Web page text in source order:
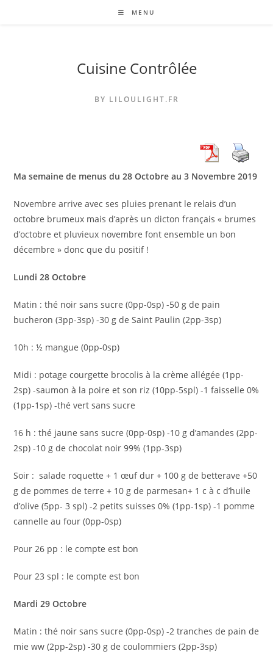
MENU
Cuisine Contrôlée
BY LILOULIGHT.FR
Ma semaine de menus du 28 Octobre au 3 Novembre 2019
Novembre arrive avec ses pluies prenant le relais d’un
octobre brumeux mais d’après un dicton français « brumes
d’octobre et pluvieux novembre font ensemble un bon
décembre » donc que du positif !
Lundi 28 Octobre
Matin : thé noir sans sucre (0pp-0sp) -50 g de pain
bucheron (3pp-3sp) -30 g de Saint Paulin (2pp-3sp)
10h : ½ mangue (0pp-0sp)
Midi : potage courgette brocolis à la crème allégée (1pp-
2sp) -saumon à la poire et son riz (10pp-5spl) -1 faisselle 0%
(1pp-1sp) -thé vert sans sucre
16 h : thé jaune sans sucre (0pp-0sp) -10 g d’amandes (2pp-
2sp) -10 g de chocolat noir 99% (1pp-3sp)
Soir : salade roquette + 1 œuf dur + 100 g de betterave +50
g de pommes de terre + 10 g de parmesan+ 1 c à c d’huile
d’olive (5pp- 3 spl) -2 petits suisses 0% (1pp-1sp) -1 pomme
cannelle au four (0pp-0sp)
Pour 26 pp : le compte est bon
Pour 23 spl : le compte est bon
Mardi 29 Octobre
Matin : thé noir sans sucre (0pp-0sp) -2 tranches de pain de
mie ww (2pp-2sp) -30 g de coulommiers (2pp-3sp)